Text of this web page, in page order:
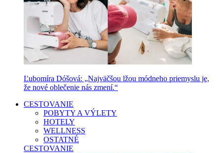
Ľubomíra Dóšová: „Najväčšou lžou módneho priemyslu je,
že nové oblečenie nás zmení.“
CESTOVANIE
POBYTY A VÝLETY
HOTELY
WELLNESS
OSTATNÉ
CESTOVANIE